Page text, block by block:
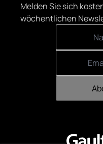
Melden Sie sich
wöchentlichen